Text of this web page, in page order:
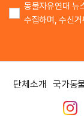
동물자유연대 뉴
수집하며, 수신
단체소개 국가동